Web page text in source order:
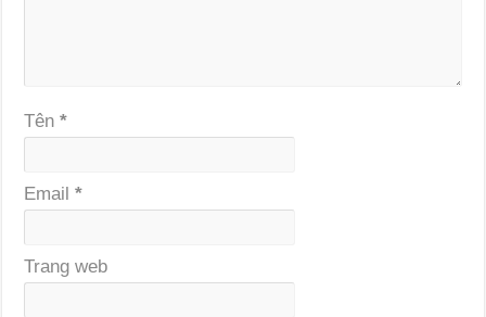
Tên*
Email*
Trang web